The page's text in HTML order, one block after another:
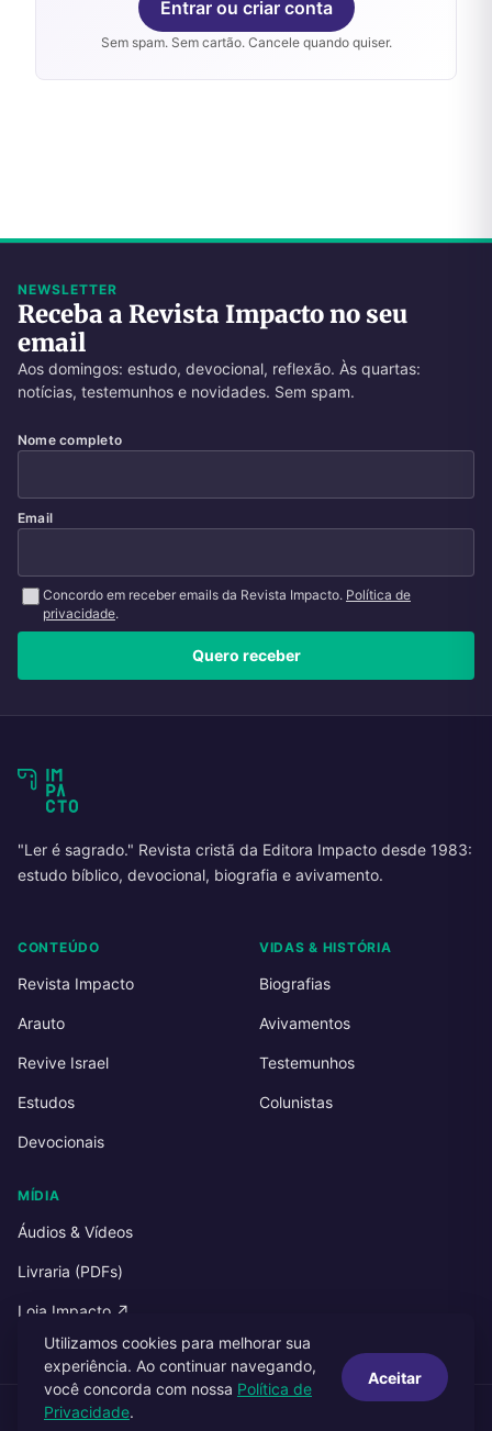
Entrar ou criar conta
Sem spam. Sem cartão. Cancele quando quiser.
NEWSLETTER
Receba a Revista Impacto no seu
email
Aos domingos: estudo, devocional, reflexão. Às quartas:
notícias, testemunhos e novidades. Sem spam.
Nome completo
Email
Concordo em receber emails da Revista Impacto. Política de
privacidade.
Quero receber
"Ler é sagrado." Revista cristã da Editora Impacto desde 1983:
estudo bíblico, devocional, biografia e avivamento.
CONTEÚDO
Revista Impacto
Arauto
Revive Israel
Estudos
Devocionais
VIDAS & HISTÓRIA
Biografias
Avivamentos
Testemunhos
Colunistas
MÍDIA
Áudios & Vídeos
Livraria (PDFs)
Loja Impacto ↗
© 2026 Impacto Publicações. Todos os direitos reservados.
Utilizamos cookies para melhorar sua
experiência. Ao continuar navegando,
você concorda com nossa Política de
Privacidade.
Aceitar